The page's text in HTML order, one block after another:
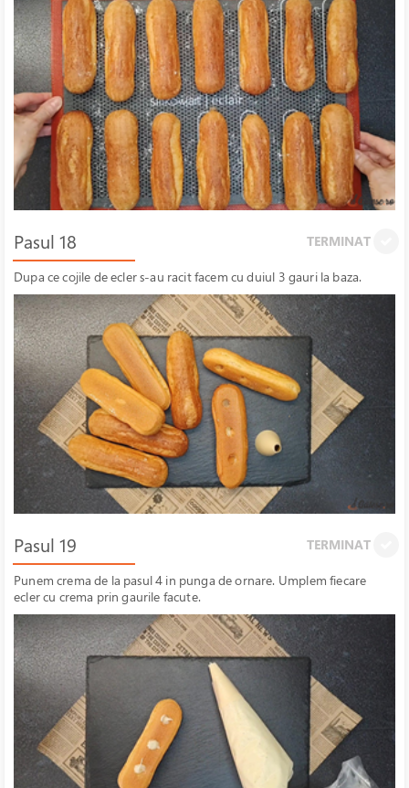
Pasul 18 TERMINAT
Dupa ce cojile de ecler s-au racit facem cu duiul 3 gauri la baza.
Pasul 19 TERMINAT
Punem crema de la pasul 4 in punga de ornare. Umplem fiecare
ecler cu crema prin gaurile facute.